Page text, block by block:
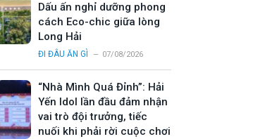
Dấu ấn nghỉ dưỡng phong
cách Eco-chic giữa lòng
Long Hải
ĐI ĐÂU ĂN GÌ 07/08/2026
“Nhà Mình Quá Đỉnh”: Hải
Yến Idol lần đầu đảm nhận
vai trò đội trưởng, tiếc
nuối khi phải rời cuộc chơi